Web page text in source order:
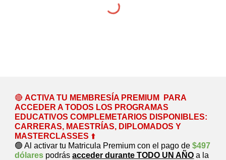
🔴ACTIVA TU MEMBRESÍA PREMIUM
PARA
ACCEDER A TODOS LOS PROGRAMAS
EDUCATIVOS COMPLEMETARIOS DISPONIBLES:
CARRERAS, MAESTRÍAS, DIPLOMADOS Y
MASTERCLASSES ⬆️
🟢 Al activar tu Matricula Premium con el pago de $497
dólares podrásacceder durante TODO UN AÑO a la